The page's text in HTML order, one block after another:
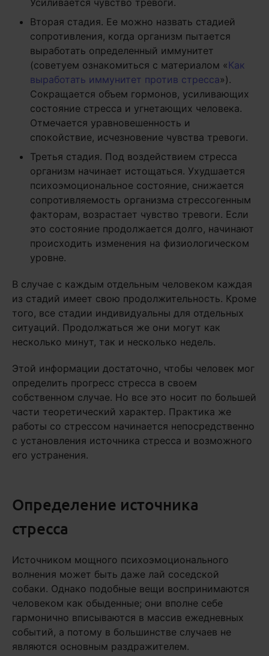
Усиливается чувство тревоги.
Вторая стадия. Ее можно назвать стадией
сопротивления, когда организм пытается
выработать определенный иммунитет
(советуем ознакомиться с материалом «Как
выработать иммунитет против стресса»).
Сокращается объем гормонов, усиливающих
состояние стресса и угнетающих человека.
Отмечается уравновешенность и
спокойствие, исчезновение чувства тревоги.
Третья стадия. Под воздействием стресса
организм начинает истощаться. Ухудшается
психоэмоциональное состояние, снижается
сопротивляемость организма стрессогенным
факторам, возрастает чувство тревоги. Если
это состояние продолжается долго, начинают
происходить изменения на физиологическом
уровне.
В случае с каждым отдельным человеком каждая
из стадий имеет свою продолжительность. Кроме
того, все стадии индивидуальны для отдельных
ситуаций. Продолжаться же они могут как
несколько минут, так и несколько недель.
Этой информации достаточно, чтобы человек мог
определить прогресс стресса в своем
собственном случае. Но все это носит по большей
части теоретический характер. Практика же
работы со стрессом начинается непосредственно
с установления источника стресса и возможного
его устранения.
Определение источника
стресса
Источником мощного психоэмоционального
волнения может быть даже лай соседской
собаки. Однако подобные вещи воспринимаются
человеком как обыденные; они вполне себе
гармонично вписываются в массив ежедневных
событий, а потому в большинстве случаев не
являются основным раздражителем.